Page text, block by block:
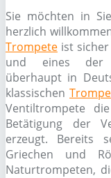
Sie möchten in
herzlich
Trompete ist
und eines der
überhaupt in
klassischen
Ventiltrompete
Betätigung der
erzeugt. Bereits
Griechen und
Naturtrompeten,